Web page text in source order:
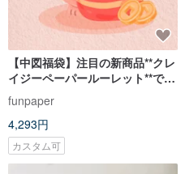
【中図福袋】注目の新商品**クレ
イジーペーパールーレット**で市
場価値は確実に1000元以上
funpaper
4,293円
カスタム可